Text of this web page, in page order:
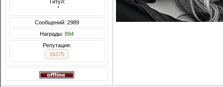
Титул:
  ̍̍̍̍̍̍̍̍̍̍̍̍̍̍̍̍̍̍̍̍̍̍̍̍̍̍̍̍̍̍̍̍̍̍̍̍̍̍̍̍̍̍̍̍̍̍
Сообщений: 2989
Награды: 894
Репутация:
16275